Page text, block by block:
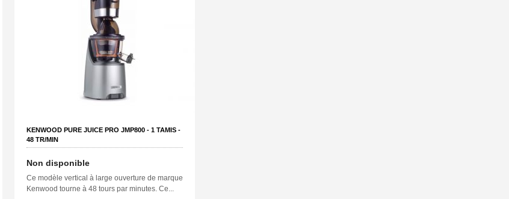
KENWOOD PURE JUICE PRO JMP800 - 1 TAMIS -
48 TR/MIN
Non disponible
Ce modèle vertical à large ouverture de marque
Kenwood tourne à 48 tours par minutes. Ce...